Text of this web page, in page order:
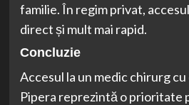
familie. În regim privat,
direct și mult mai rapid.
Concluzie
Accesul la un medic chirurg
Pipera reprezintă o prioritate